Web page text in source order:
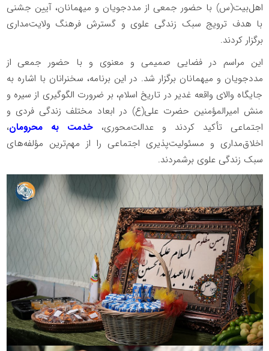
اهل‌بیت(س) با حضور جمعی از مددجویان و میهمانان، آیین جشنی
با هدف ترویج سبک زندگی علوی و گسترش فرهنگ ولایت‌مداری
برگزار کردند.
این مراسم در فضایی صمیمی و معنوی و با حضور جمعی از
مددجویان و میهمانان برگزار شد. در این برنامه، سخنرانان با اشاره به
جایگاه والای واقعه غدیر در تاریخ اسلام، بر ضرورت الگوگیری از سیره و
منش امیرالمؤمنین حضرت علی(ع) در ابعاد مختلف زندگی فردی و
اجتماعی تأکید کردند و عدالت‌محوری،خدمت به محرومان،
اخلاق‌مداری و مسئولیت‌پذیری اجتماعی را از مهم‌ترین مؤلفه‌های
سبک زندگی علوی برشمردند.